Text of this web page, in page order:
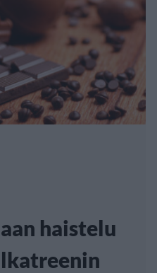
haistelu